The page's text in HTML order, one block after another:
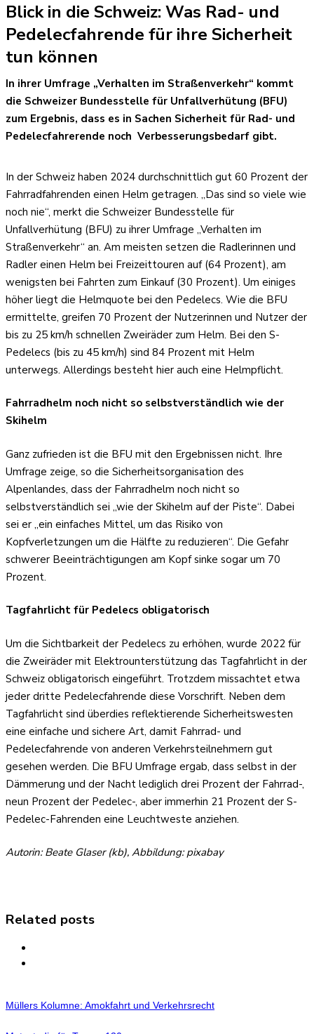
Blick in die Schweiz: Was Rad- und
Pedelecfahrende für ihre Sicherheit
tun können
In ihrer Umfrage „Verhalten im Straßenverkehr“ kommt
die Schweizer Bundesstelle für Unfallverhütung (BFU)
zum Ergebnis, dass es in Sachen Sicherheit für Rad- und
Pedelecfahrerende noch Verbesserungsbedarf gibt.
In der Schweiz haben 2024 durchschnittlich gut 60 Prozent der
Fahrradfahrenden einen Helm getragen. „Das sind so viele wie
noch nie“, merkt die Schweizer Bundesstelle für
Unfallverhütung (BFU) zu ihrer Umfrage „Verhalten im
Straßenverkehr“ an. Am meisten setzen die Radlerinnen und
Radler einen Helm bei Freizeittouren auf (64 Prozent), am
wenigsten bei Fahrten zum Einkauf (30 Prozent). Um einiges
höher liegt die Helmquote bei den Pedelecs. Wie die BFU
ermittelte, greifen 70 Prozent der Nutzerinnen und Nutzer der
bis zu 25 km/h schnellen Zweiräder zum Helm. Bei den S-
Pedelecs (bis zu 45 km/h) sind 84 Prozent mit Helm
unterwegs. Allerdings besteht hier auch eine Helmpflicht.
Fahrradhelm noch nicht so selbstverständlich wie der
Skihelm
Ganz zufrieden ist die BFU mit den Ergebnissen nicht. Ihre
Umfrage zeige, so die Sicherheitsorganisation des
Alpenlandes, dass der Fahrradhelm noch nicht so
selbstverständlich sei „wie der Skihelm auf der Piste“. Dabei
sei er „ein einfaches Mittel, um das Risiko von
Kopfverletzungen um die Hälfte zu reduzieren“. Die Gefahr
schwerer Beeinträchtigungen am Kopf sinke sogar um 70
Prozent.
Tagfahrlicht für Pedelecs obligatorisch
Um die Sichtbarkeit der Pedelecs zu erhöhen, wurde 2022 für
die Zweiräder mit Elektrounterstützung das Tagfahrlicht in der
Schweiz obligatorisch eingeführt. Trotzdem missachtet etwa
jeder dritte Pedelecfahrende diese Vorschrift. Neben dem
Tagfahrlicht sind überdies reflektierende Sicherheitswesten
eine einfache und sichere Art, damit Fahrrad- und
Pedelecfahrende von anderen Verkehrsteilnehmern gut
gesehen werden. Die BFU Umfrage ergab, dass selbst in der
Dämmerung und der Nacht lediglich drei Prozent der Fahrrad-,
neun Prozent der Pedelec-, aber immerhin 21 Prozent der S-
Pedelec-Fahrenden eine Leuchtweste anziehen.
Autorin: Beate Glaser (kb), Abbildung: pixabay
Related posts
Müllers Kolumne: Amokfahrt und Verkehrsrecht